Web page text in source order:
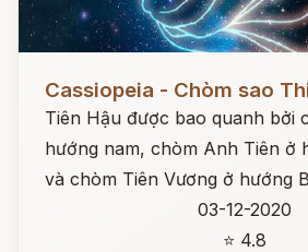
Cassiopeia - Chòm sao
Tiên Hậu được bao quanh bởi
hướng nam, chòm Anh Tiên ở
và chòm Tiên Vương ở hướng
03-12-2020
⭐ 4.8